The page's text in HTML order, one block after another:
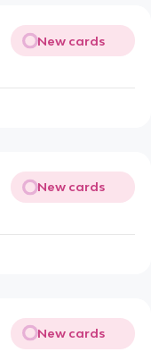
New cards
New cards
New cards